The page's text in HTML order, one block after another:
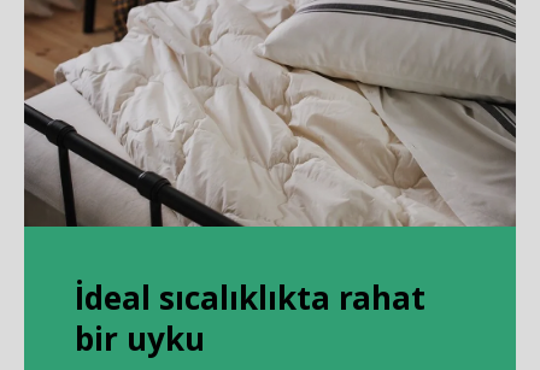
İdeal sıcalıklıkta rahat
bir uyku